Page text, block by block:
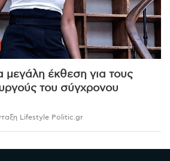
μεγάλη έκθεση για τους
του σύγχρονου
Lifestyle Politic.gr